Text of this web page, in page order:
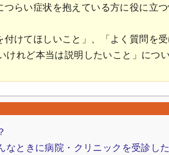
らい症状を抱えている方に役に立
けてほしいこと」、「よく質問を
けれど本当は説明したいこと」につい
ときに病院・クリニックを受診した